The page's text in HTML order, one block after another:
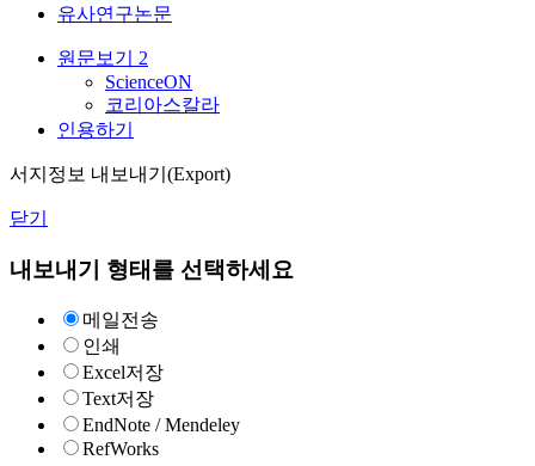
유사연구논문
원문보기 2
ScienceON
코리아스칼라
인용하기
서지정보 내보내기(Export)
닫기
내보내기 형태를 선택하세요
메일전송
인쇄
Excel저장
Text저장
EndNote / Mendeley
RefWorks